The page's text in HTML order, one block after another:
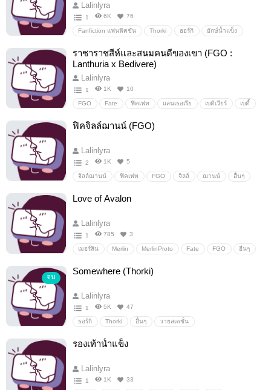
Lalinlyra
1 6K 76
Fanfiction แฟนฟิคชั่น Thorki ธอร์กิ ยักษ์น้ำแข็ง
ราชาราชสีห์และสนมคนดีของเขา (FGO :
Lanthuria x Bedivere)
Lalinlyra
1 1K 10
FGO Fate ฟิคเฟท แลนเธอเรีย เบดิเวียร์ เบดี้
ฟิคจิลล์ฌานน์ (FGO)
Lalinlyra
2 1K 5
จิลล์ฌานน์ ฟิคเฟท FGO จิลล์ ฌานน์ อื่นๆ
Love of Avalon
Lalinlyra
1 785 3
เมอร์ลิน Merlin MerlinProto Fate FGO อื่นๆ
จบ
Somewhere (Thorki)
Lalinlyra
1 5K 47
ธอร์กิ Thorki อื่นๆ วายสเตชั่น
รองเท้าน้ำแข็ง
Lalinlyra
1 1K 33